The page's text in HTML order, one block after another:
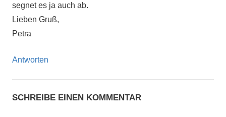
segnet es ja auch ab.
Lieben Gruß,
Petra
Antworten
SCHREIBE EINEN KOMMENTAR